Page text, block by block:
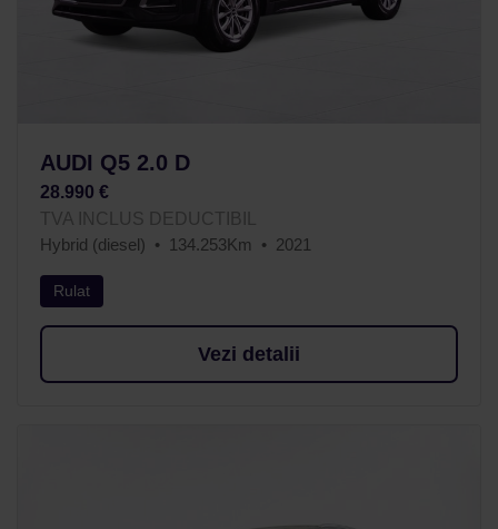
AUDI Q5 2.0 D
28.990 €
TVA INCLUS DEDUCTIBIL
Hybrid (diesel)
134.253Km 2021
Rulat
Vezi detalii